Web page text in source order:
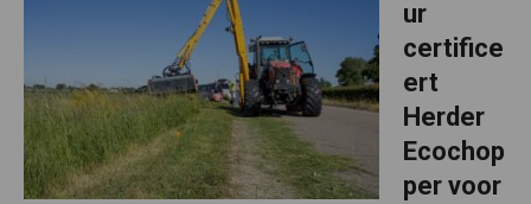
ur
certifice
ert
Herder
Ecochop
per voor